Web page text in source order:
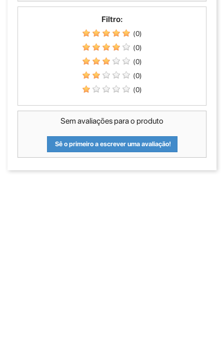
Filtro:
(0)
(0)
(0)
(0)
(0)
Sem avaliações para o produto
Sê o primeiro a escrever uma avaliação!